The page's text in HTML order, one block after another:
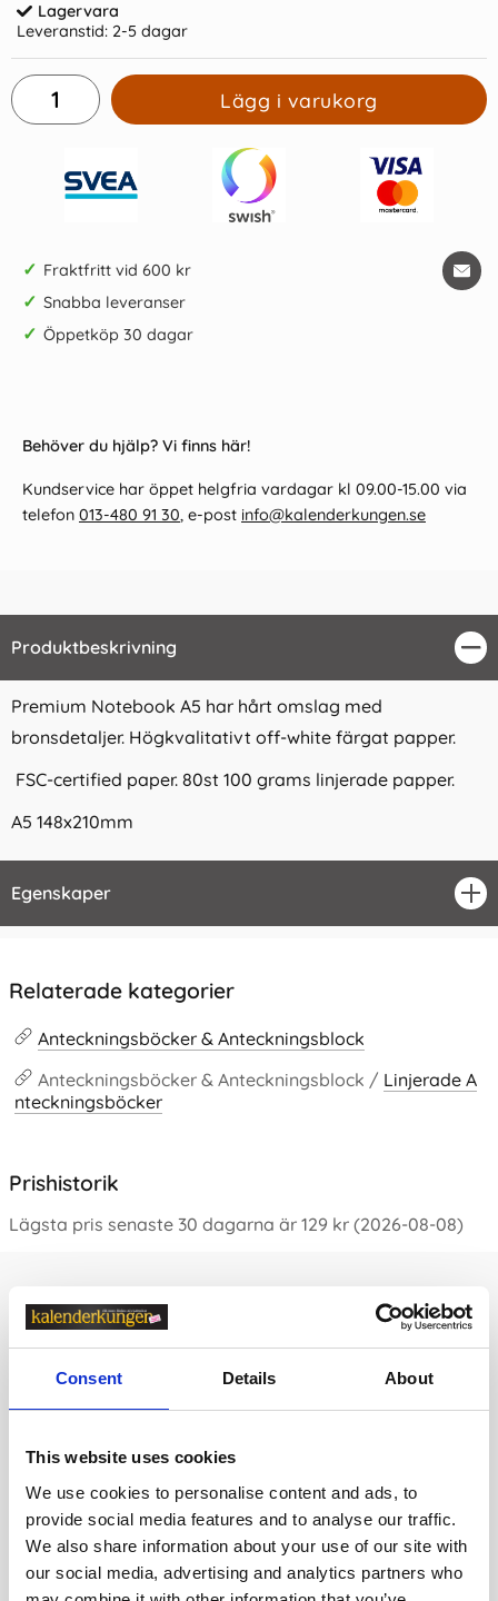
Consent Details About
This website uses cookies
We use cookies to personalise content and ads, to
provide social media features and to analyse our traffic.
We also share information about your use of our site with
our social media, advertising and analytics partners who
Lagervara
Leveranstid: 2-5 dagar
Lägg i varukorg
✓ Fraktfritt vid 600 kr
✓ Snabba leveranser
✓ Öppetköp 30 dagar
Behöver du hjälp? Vi finns här!
Kundservice har öppet helgfria vardagar kl 09.00-15.00 via
telefon 013-480 91 30, e-post info@kalenderkungen.se
Produktbeskrivning
Premium Notebook A5 har hårt omslag med
bronsdetaljer. Högkvalitativt off-white färgat papper.
FSC-certified paper. 80st 100 grams linjerade papper.
A5 148x210mm
Egenskaper
Relaterade kategorier
Anteckningsböcker & Anteckningsblock
Anteckningsböcker & Anteckningsblock / Linjerade A
nteckningsböcker
Prishistorik
Lägsta pris senaste 30 dagarna är 129 kr (2026-08-08)
Andra tittade även på